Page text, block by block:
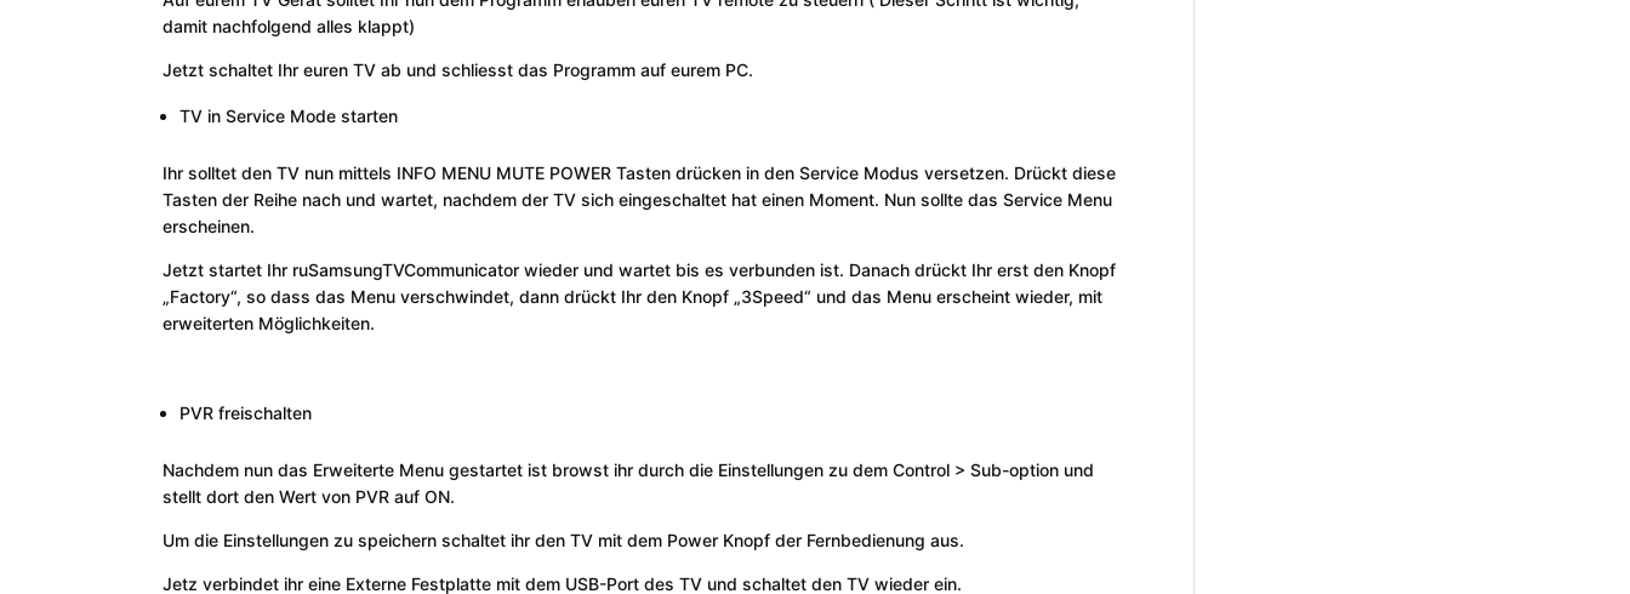
damit nachfolgend alles klappt)
Jetzt schaltet Ihr euren TV ab und schliesst das Programm auf eurem PC.
TV in Service Mode starten
Ihr solltet den TV nun mittels INFO MENU MUTE POWER Tasten drücken in den Service Modus versetzen. Drückt diese
Tasten der Reihe nach und wartet, nachdem der TV sich eingeschaltet hat einen Moment. Nun sollte das Service Menu
erscheinen.
Jetzt startet Ihr ruSamsungTVCommunicator wieder und wartet bis es verbunden ist. Danach drückt Ihr erst den Knopf
„Factory“, so dass das Menu verschwindet, dann drückt Ihr den Knopf „3Speed“ und das Menu erscheint wieder, mit
erweiterten Möglichkeiten.
PVR freischalten
Nachdem nun das Erweiterte Menu gestartet ist browst ihr durch die Einstellungen zu dem Control > Sub-option und
stellt dort den Wert von PVR auf ON.
Um die Einstellungen zu speichern schaltet ihr den TV mit dem Power Knopf der Fernbedienung aus.
Jetz verbindet ihr eine Externe Festplatte mit dem USB-Port des TV und schaltet den TV wieder ein.